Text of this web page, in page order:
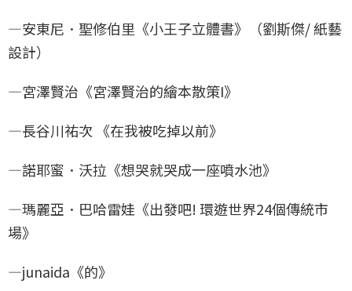
—安東尼．聖修伯里《小王子立體書》（劉斯傑/ 紙藝
設計）
—宮澤賢治《宮澤賢治的繪本散策I》
—長谷川祐次 《在我被吃掉以前》
—諾耶蜜．沃拉《想哭就哭成一座噴水池》
—瑪麗亞．巴哈雷娃《出發吧! 環遊世界24個傳統市
場》
—junaida《的》